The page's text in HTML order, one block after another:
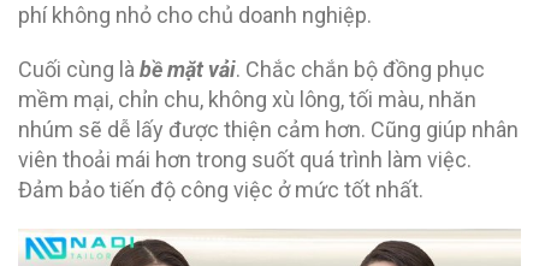
phí không nhỏ cho chủ doanh nghiệp.
Cuối cùng là bề mặt vải. Chắc chắn bộ đồng phục
mềm mại, chỉn chu, không xù lông, tối màu, nhăn
nhúm sẽ dễ lấy được thiện cảm hơn. Cũng giúp nhân
viên thoải mái hơn trong suốt quá trình làm việc.
Đảm bảo tiến độ công việc ở mức tốt nhất.